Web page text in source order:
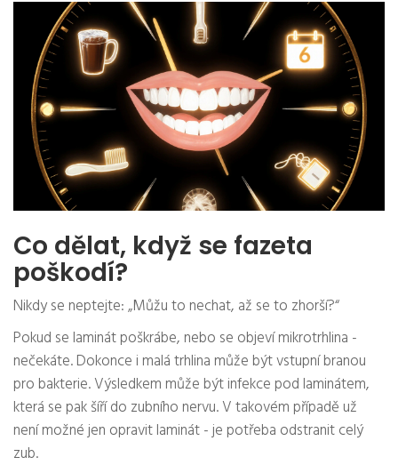
Co dělat, když se fazeta
poškodí?
Nikdy se neptejte: „Můžu to nechat, až se to zhorší?“
Pokud se laminát poškrábe, nebo se objeví mikrotrhlina -
nečekáte. Dokonce i malá trhlina může být vstupní branou
pro bakterie. Výsledkem může být infekce pod laminátem,
která se pak šíří do zubního nervu. V takovém případě už
není možné jen opravit laminát - je potřeba odstranit celý
zub.